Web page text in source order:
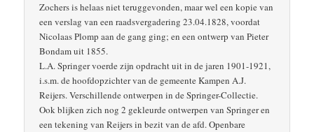
Zochers is helaas niet teruggevonden, maar wel een kopie van
een verslag van een raadsvergadering 23.04.1828, voordat
Nicolaas Plomp aan de gang ging; en een ontwerp van Pieter
Bondam uit 1855.
L.A. Springer voerde zijn opdracht uit in de jaren 1901-1921,
i.s.m. de hoofdopzichter van de gemeente Kampen A.J.
Reijers. Verschillende ontwerpen in de Springer-Collectie.
Ook blijken zich nog 2 gekleurde ontwerpen van Springer en
een tekening van Reijers in bezit van de afd. Openbare